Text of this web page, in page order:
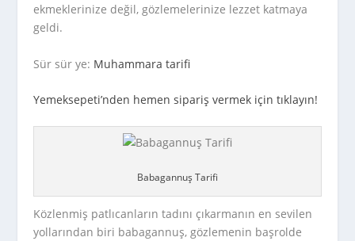
ekmeklerinize değil, gözlemelerinize lezzet katmaya
geldi.
Sür sür ye: Muhammara tarifi
Yemeksepeti’nden hemen sipariş vermek için tıklayın!
Babagannuş Tarifi
Közlenmiş patlıcanların tadını çıkarmanın en sevilen
yollarından biri babagannuş, gözlemenin başrolde